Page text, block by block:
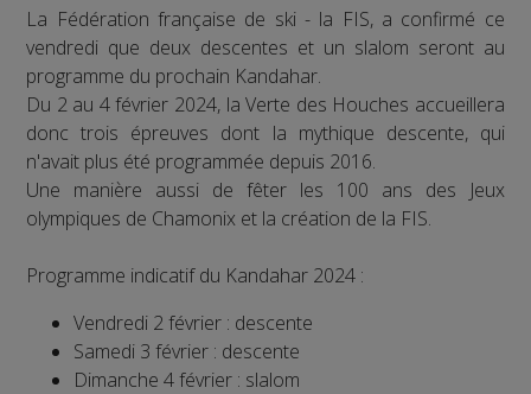
La Fédération française de ski - la FIS, a confirmé ce
vendredi que deux descentes et un slalom seront au
programme du prochain Kandahar.
Du 2 au 4 février 2024, la Verte des Houches accueillera
donc trois épreuves dont la mythique descente, qui
n'avait plus été programmée depuis 2016.
Une manière aussi de fêter les 100 ans des Jeux
olympiques de Chamonix et la création de la FIS.
Programme indicatif du Kandahar 2024 :
Vendredi 2 février : descente
Samedi 3 février : descente
Dimanche 4 février : slalom